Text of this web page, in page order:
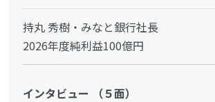
持丸 秀樹・みなと銀行社長
2026年度純利益100億円
インタビュー （５面）